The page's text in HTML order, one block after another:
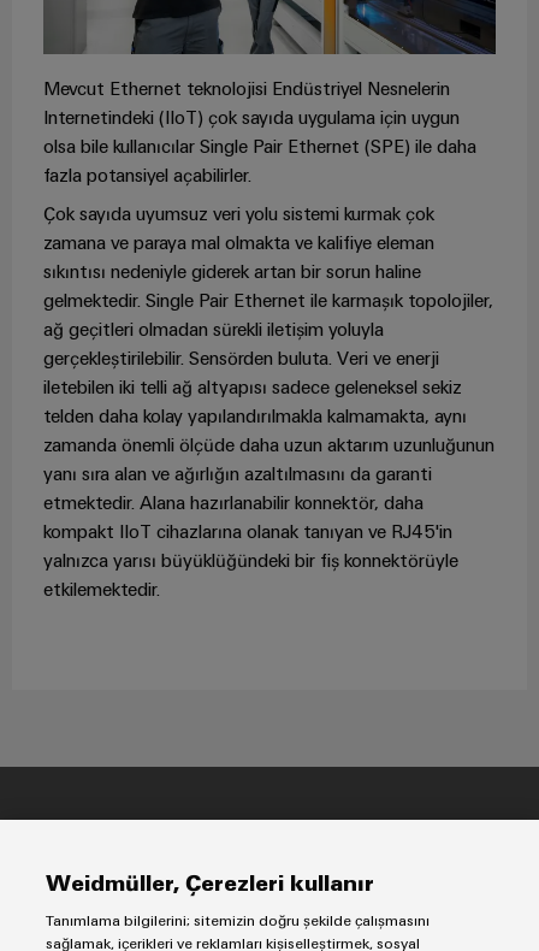
Mevcut Ethernet teknolojisi Endüstriyel Nesnelerin
Internetindeki (IIoT) çok sayıda uygulama için uygun
olsa bile kullanıcılar Single Pair Ethernet (SPE) ile daha
fazla potansiyel açabilirler.
Çok sayıda uyumsuz veri yolu sistemi kurmak çok
zamana ve paraya mal olmakta ve kalifiye eleman
sıkıntısı nedeniyle giderek artan bir sorun haline
gelmektedir. Single Pair Ethernet ile karmaşık topolojiler,
ağ geçitleri olmadan sürekli iletişim yoluyla
gerçekleştirilebilir. Sensörden buluta. Veri ve enerji
iletebilen iki telli ağ altyapısı sadece geleneksel sekiz
telden daha kolay yapılandırılmakla kalmamakta, aynı
zamanda önemli ölçüde daha uzun aktarım uzunluğunun
yanı sıra alan ve ağırlığın azaltılmasını da garanti
etmektedir. Alana hazırlanabilir konnektör, daha
kompakt IIoT cihazlarına olanak tanıyan ve RJ45'in
yalnızca yarısı büyüklüğündeki bir fiş konnektörüyle
etkilemektedir.
Gizlilik Bildirimi
Weidmüller
Weidmüller, Çerezleri kullanır
Tanımlama bilgilerini; sitemizin doğru şekilde çalışmasını
sağlamak, içerikleri ve reklamları kişiselleştirmek, sosyal